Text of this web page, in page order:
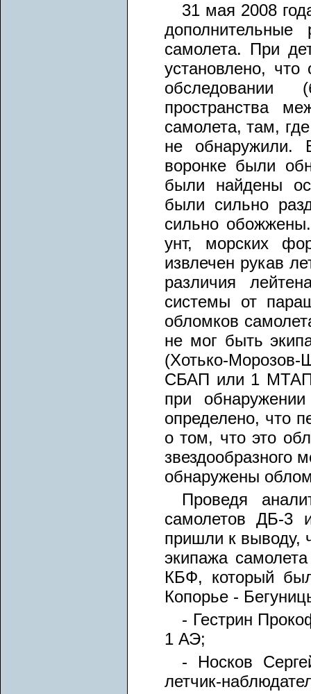
31 мая 2008
самолета. При
установлено,
обследовании
пространства
самолета, там,
не обнаружили.
воронке были
были найдены
были сильно
сильно
унт, морских
извлечен рукав
различия
системы от
обломков
не мог быть
(Хотько-
СБАП или 1
при
определено, что
о том, что это
звездообразного
обнаружены
Проведя
самолетов ДБ-3
пришли к выводу,
экипажа
КБФ, который
Копорье -
- Гестрин
1 АЭ;
- Носков
летчик-